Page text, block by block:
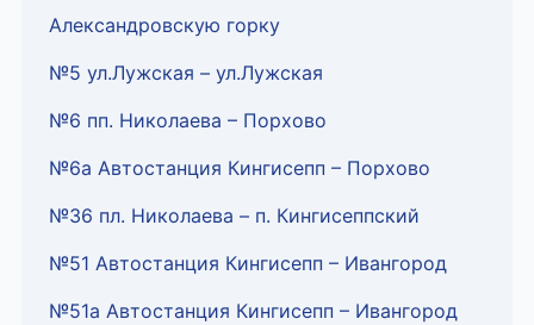
Александровскую горку
№5 ул.Лужская – ул.Лужская
№6 пп. Николаева – Порхово
№6а Автостанция Кингисепп – Порхово
№36 пл. Николаева – п. Кингисеппский
№51 Автостанция Кингисепп – Ивангород
№51а Автостанция Кингисепп – Ивангород